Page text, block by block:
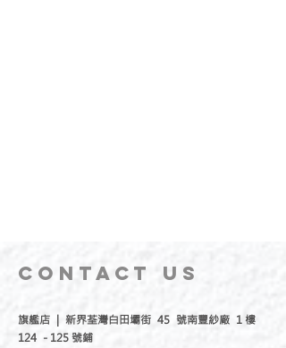
CONTACT US
旗艦店 | 新界荃灣白田壩街 45 號南豐紗廠 1 樓
124 - 125 號鋪